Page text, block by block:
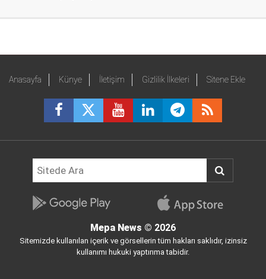
Anasayfa Künye İletişim Gizlilik İlkeleri Sitene Ekle
Mepa News © 2026
Sitemizde kullanılan içerik ve görsellerin tüm hakları saklıdır, izinsiz
kullanımı hukuki yaptırıma tabidir.